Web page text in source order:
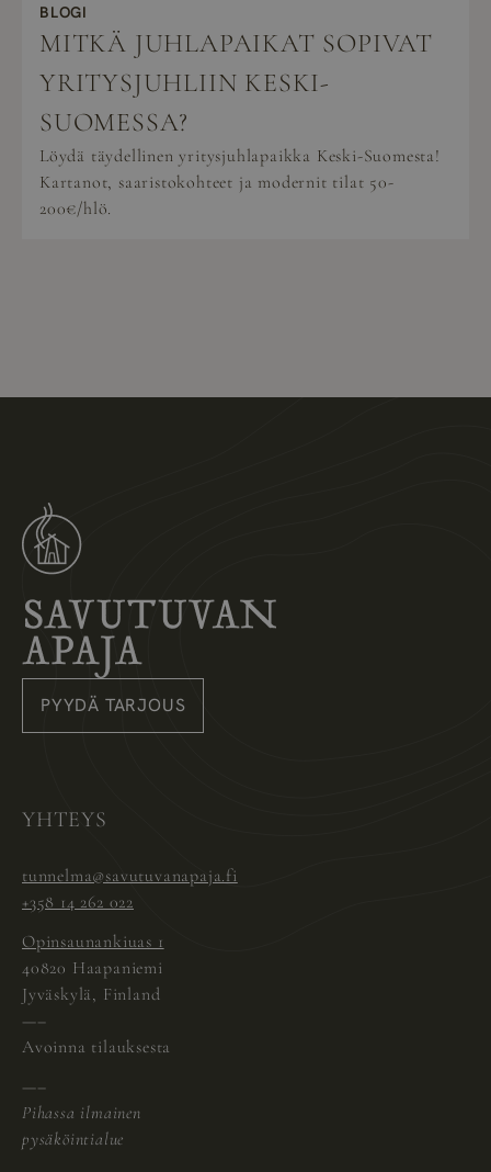
BLOGI
MITKÄ JUHLAPAIKAT SOPIVAT
YRITYSJUHLIIN KESKI-
SUOMESSA?
Löydä täydellinen yritysjuhlapaikka Keski-Suomesta!
Kartanot, saaristokohteet ja modernit tilat 50-
200€/hlö.
PYYDÄ TARJOUS
YHTEYS
tunnelma@savutuvanapaja.fi
+358 14 262 022
Opinsaunankiuas 1
40820 Haapaniemi
Jyväskylä, Finland
—–
Avoinna tilauksesta
—–
Pihassa ilmainen
pysäköintialue